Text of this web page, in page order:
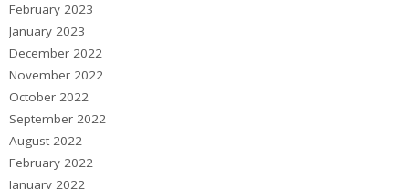
February 2023
January 2023
December 2022
November 2022
October 2022
September 2022
August 2022
February 2022
January 2022